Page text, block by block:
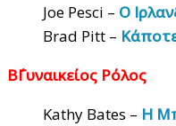
Joe Pesci – Ο
Brad Pitt –
Β΄Γυναικείος Ρόλος
Kathy Bates – Η